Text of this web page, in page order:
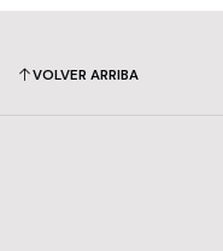
VOLVER ARRIBA